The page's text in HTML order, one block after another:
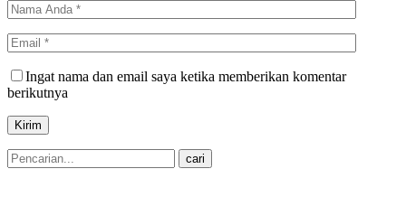
Ingat nama dan email saya ketika memberikan komentar
berikutnya